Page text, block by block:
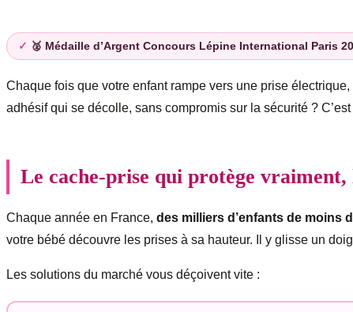
🥈 Médaille d’Argent Concours Lépine International Paris
Chaque fois que votre enfant rampe vers une prise
adhésif qui se décolle, sans compromis sur la sécurité ?
Le cache-prise qui protège vraiment,
Chaque année en France, des milliers d’enfants de moins
votre bébé découvre les prises à sa hauteur. Il y glisse un
Les solutions du marché vous déçoivent vite :